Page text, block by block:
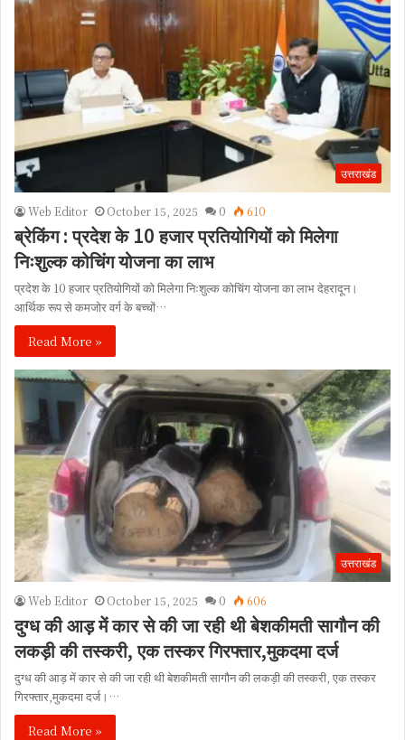
उत्तराखंड
Web Editor October 15, 2025 0 610
ब्रेकिंग : प्रदेश के 10 हजार प्रतियोगियों को मिलेगा
निःशुल्क कोचिंग योजना का लाभ
प्रदेश के 10 हजार प्रतियोगियों को मिलेगा निःशुल्क कोचिंग योजना का लाभ देहरादून।
आर्थिक रूप से कमजोर वर्ग के बच्चों…
Read More »
उत्तराखंड
Web Editor October 15, 2025 0 606
दुग्ध की आड़ में कार से की जा रही थी बेशकीमती सागौन की
लकड़ी की तस्करी, एक तस्कर गिरफ्तार,मुकदमा दर्ज
दुग्ध की आड़ में कार से की जा रही थी बेशकीमती सागौन की लकड़ी की तस्करी, एक तस्कर
गिरफ्तार,मुकदमा दर्ज।…
Read More »